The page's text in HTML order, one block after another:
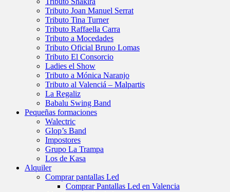
Tributo Joan Manuel Serrat
Tributo Tina Turner
Tributo Raffaella Carra
Tributo a Mocedades
Tributo Oficial Bruno Lomas
Tributo El Consorcio
Ladies el Show
Tributo a Mónica Naranjo
Tributo al Valenciá – Malpartis
La Regaliz
Babalu Swing Band
Pequeñas formaciones
Walectric
Glop’s Band
Impostores
Grupo La Trampa
Los de Kasa
Alquiler
Comprar pantallas Led
Comprar Pantallas Led en Valencia